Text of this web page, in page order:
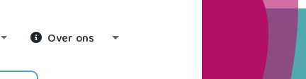
Toggle Dropdown
Over ons Toggle Dropdown